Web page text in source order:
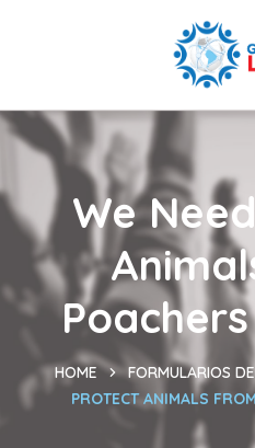
We
HOME FORMULARIOS
PROTECT ANIMALS